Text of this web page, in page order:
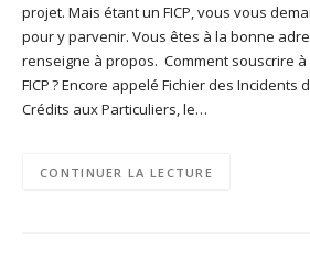
projet. Mais étant un FICP, vous vous
pour y parvenir. Vous êtes à la bonne
renseigne à propos. Comment souscrire
FICP ? Encore appelé Fichier des Incidents
Crédits aux Particuliers, le…
CONTINUER LA LECTURE